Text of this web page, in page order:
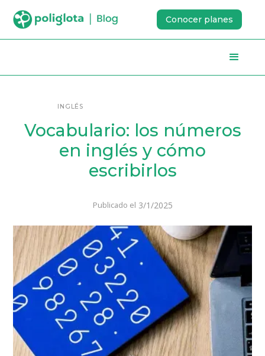
Conocer planes
INGLÉS
Vocabulario: los números
en inglés y cómo
escribirlos
Publicado el 3/1/2025